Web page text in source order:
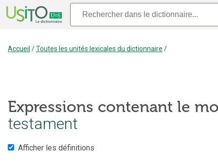
Accueil /Toutes les unités lexicales du dictionnaire /
Expressions contenant le
testament
Afficher les définitions